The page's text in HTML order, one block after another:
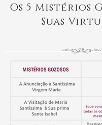
Os 5 Mistérios
Suas